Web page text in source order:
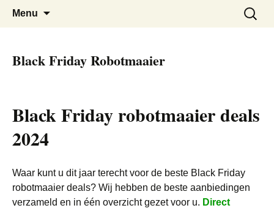
Black Friday Super SALE
De beste kortingen bij elkaar!
Menu
Zoeken
naar:
Black Friday Robotmaaier
Black Friday robotmaaier deals
2024
Waar kunt u dit jaar terecht voor de beste Black Friday
robotmaaier deals? Wij hebben de beste aanbiedingen
verzameld en in één overzicht gezet voor u. Direct